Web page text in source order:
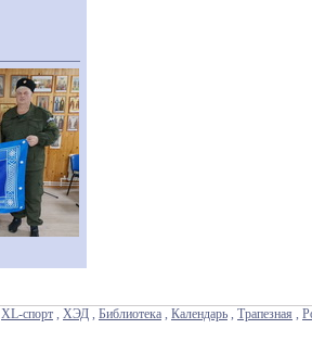
XL-спорт , ХЭД , Библиотека , Календарь , Трапезная ,